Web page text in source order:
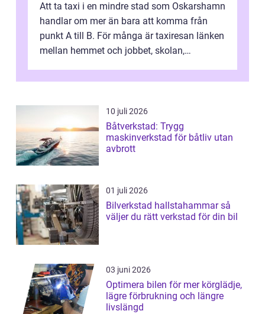
Att ta taxi i en mindre stad som Oskarshamn
handlar om mer än bara att komma från
punkt A till B. För många är taxiresan länken
mellan hemmet och jobbet, skolan,
10 juli 2026
Båtverkstad: Trygg
maskinverkstad för båtliv utan
avbrott
01 juli 2026
Bilverkstad hallstahammar så
väljer du rätt verkstad för din bil
03 juni 2026
Optimera bilen för mer körglädje,
lägre förbrukning och längre
livslängd